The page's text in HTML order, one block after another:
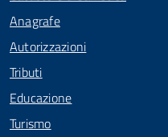
Anagrafe
Autorizzazioni
Tributi
Educazione
Turismo